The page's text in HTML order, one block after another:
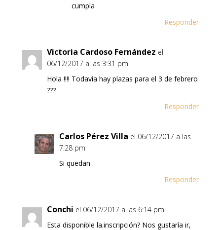
cumpla
Responder
Victoria Cardoso Fernández el
06/12/2017 a las 3:31 pm
Hola !!!! Todavía hay plazas para el 3 de febrero
???
Responder
Carlos Pérez Villa el 06/12/2017 a las
7:28 pm
Si quedan
Responder
Conchi el 06/12/2017 a las 6:14 pm
Esta disponible la.inscripción? Nos gustaría ir,